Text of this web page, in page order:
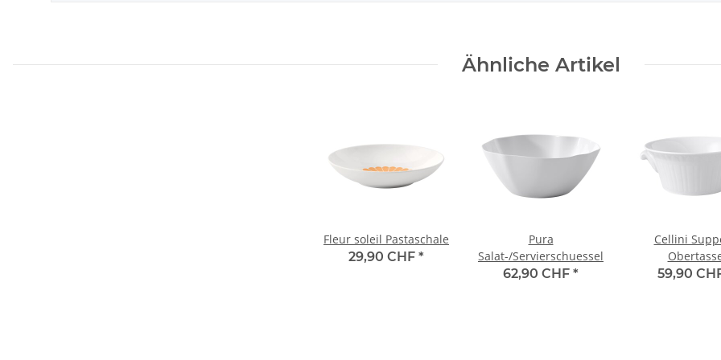
Ähnliche Artikel
Fleur soleil Pastaschale
29,90 CHF *
Pura
Salat-/Servierschuessel
62,90 CHF *
Cellini
59,90